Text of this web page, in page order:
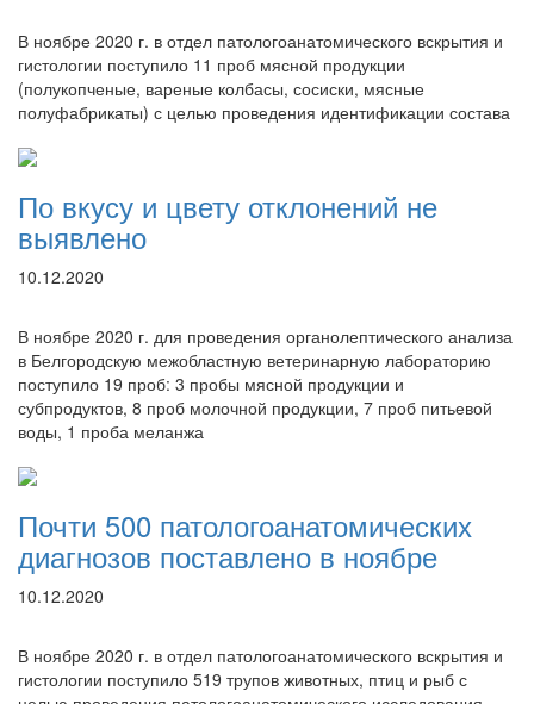
В ноябре 2020 г. в отдел патологоанатомического вскрытия и
гистологии поступило 11 проб мясной продукции
(полукопченые, вареные колбасы, сосиски, мясные
полуфабрикаты) с целью проведения идентификации состава
По вкусу и цвету отклонений не
выявлено
10.12.2020
В ноябре 2020 г. для проведения органолептического анализа
в Белгородскую межобластную ветеринарную лабораторию
поступило 19 проб: 3 пробы мясной продукции и
субпродуктов, 8 проб молочной продукции, 7 проб питьевой
воды, 1 проба меланжа
Почти 500 патологоанатомических
диагнозов поставлено в ноябре
10.12.2020
В ноябре 2020 г. в отдел патологоанатомического вскрытия и
гистологии поступило 519 трупов животных, птиц и рыб с